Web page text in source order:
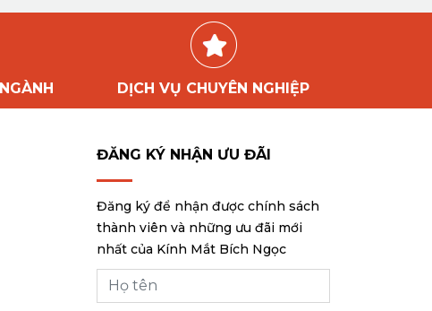
DỊCH VỤ CHUYÊN NGHIỆP
ĐĂNG KÝ NHẬN ƯU ĐÃI
Đăng ký để nhận được chính sách
thành viên và những ưu đãi mới
nhất của Kính Mắt Bích Ngọc